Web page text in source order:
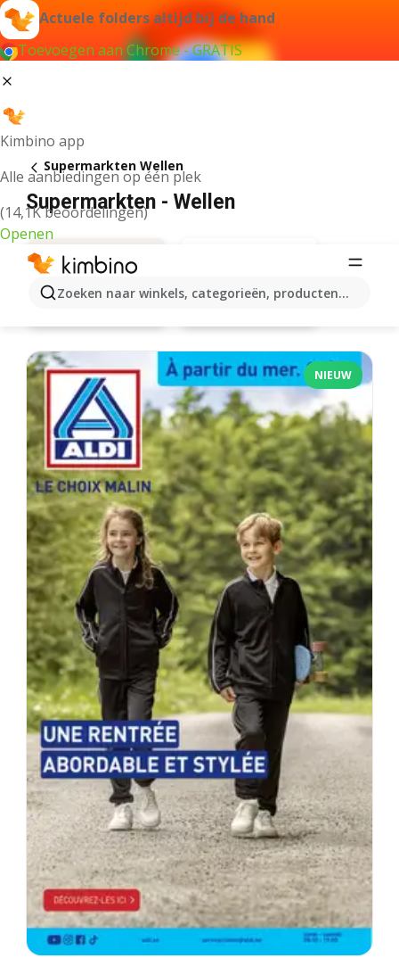
Actuele folders altijd bij de hand
Toevoegen aan Chrome - GRATIS
Kimbino app
Alle aanbiedingen op één plek
(14,1K beoordelingen)
Openen
Zoeken naar winkels, categorieën, producten...
Supermarkten Wellen
Supermarkten - Wellen
NIEUW